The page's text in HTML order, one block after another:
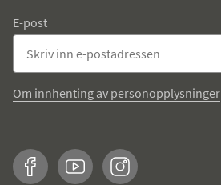
E-post
Om innhenting av personopplysninger
FacebookYouTubeInstagram